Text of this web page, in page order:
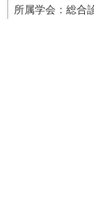
所属学会：総合